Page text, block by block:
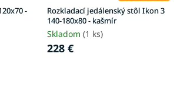
-
Rozkladací jedálenský stôl Ikon 3
140-180x80 - kašmír
Skladom (1 ks)
228 €